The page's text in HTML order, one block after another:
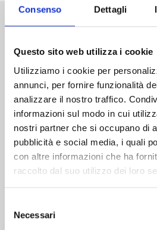
Consenso Dettagli
Questo sito web utilizza i cookie
Utilizziamo i cookie per
annunci, per fornire funzionalità
analizzare il nostro traffico.
informazioni sul modo in cui
nostri partner che si occupano di
pubblicità e social media, i quali
con altre informazioni che ha
raccolto dal suo utilizzo dei loro
delNecessari